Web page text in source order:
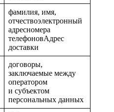
фамилия, имя,
отчествоэлектронный
адресномера
телефоновАдрес
доставки
договоры,
заключаемые между
оператором
и субъектом
персональных данных